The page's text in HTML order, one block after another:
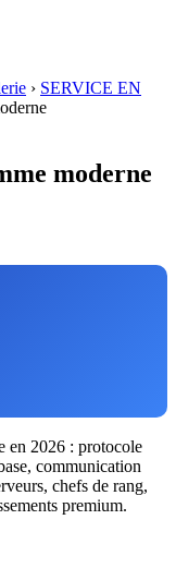
› SERVICE EN
moderne
en 2026 : protocole
communication
chefs de rang,
premium.